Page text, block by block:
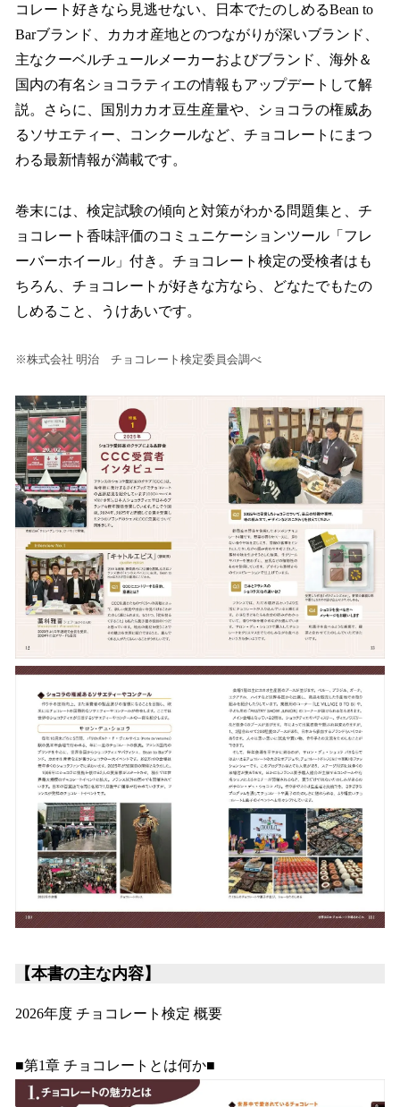
コレート好きなら見逃せない、日本でたのしめるBean to
Barブランド、カカオ産地とのつながりが深いブランド、
主なクーベルチュールメーカーおよびブランド、海外＆
国内の有名ショコラティエの情報もアップデートして解
説。さらに、国別カカオ豆生産量や、ショコラの権威あ
るソサエティー、コンクールなど、チョコレートにまつ
わる最新情報が満載です。
巻末には、検定試験の傾向と対策がわかる問題集と、チ
ョコレート香味評価のコミュニケーションツール「フレ
ーバーホイール」付き。チョコレート検定の受検者はも
ちろん、チョコレートが好きな方なら、どなたでもたの
しめること、うけあいです。
※株式会社 明治 チョコレート検定委員会調べ
【本書の主な内容】
2026年度 チョコレート検定 概要
■第1章 チョコレートとは何か■